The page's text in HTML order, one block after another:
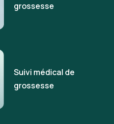
grossesse
Suivi médical de
grossesse